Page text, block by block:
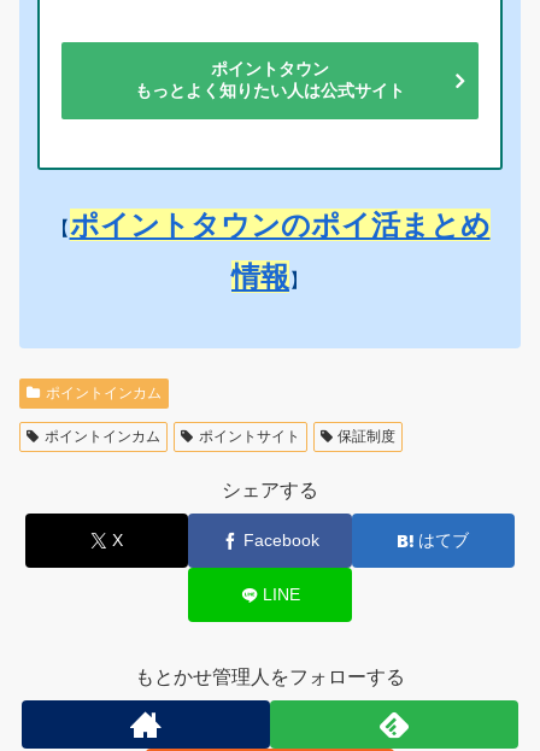
ポイントタウン
もっとよく知りたい人は公式サイト
【ポイントタウンのポイ活まとめ
情報 】
ポイントインカム
ポイントインカム ポイントサイト 保証制度
シェアする
X Facebook はてブ
LINE
もとかせ管理人をフォローする